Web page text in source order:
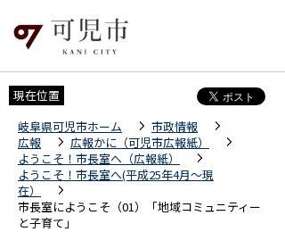
現在位置
岐阜県可児市ホーム
市政情報
広報
広報かに（可児市広報紙）
ようこそ！市長室へ（広報紙）
ようこそ！市長室へ(平成25年4月～現
在）
市長室にようこそ（01）「地域コミュニティー
と子育て」